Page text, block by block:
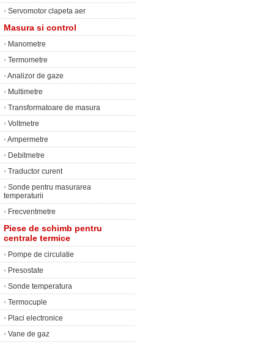
• Servomotor clapeta aer
Masura si control
• Manometre
• Termometre
•Analizor de gaze
• Multimetre
• Transformatoare de masura
• Voltmetre
•Ampermetre
• Debitmetre
• Traductor curent
• Sonde pentru masurarea
temperaturii
• Frecventmetre
Piese de schimb pentru
centrale termice
• Pompe de circulatie
• Presostate
• Sonde temperatura
• Termocuple
• Placi electronice
• Vane de gaz